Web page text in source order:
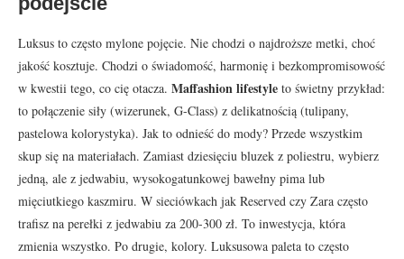
Luksus to często mylone pojęcie. Nie chodzi o najdroższe metki, choć
jakość kosztuje. Chodzi o świadomość, harmonię i bezkompromisowość
w kwestii tego, co cię otacza. Maffashion lifestyle to świetny przykład:
to połączenie siły (wizerunek, G-Class) z delikatnością (tulipany,
pastelowa kolorystyka). Jak to odnieść do mody? Przede wszystkim
skup się na materiałach. Zamiast dziesięciu bluzek z poliestru, wybierz
jedną, ale z jedwabiu, wysokogatunkowej bawełny pima lub
mięciutkiego kaszmiru. W sieciówkach jak Reserved czy Zara często
trafisz na perełki z jedwabiu za 200-300 zł. To inwestycja, która
zmienia wszystko. Po drugie, kolory. Luksusowa paleta to często